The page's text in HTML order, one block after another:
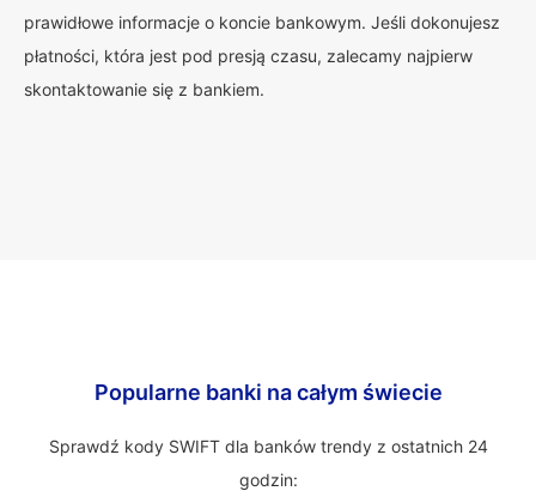
prawidłowe informacje o koncie bankowym. Jeśli dokonujesz
płatności, która jest pod presją czasu, zalecamy najpierw
skontaktowanie się z bankiem.
Popularne banki na całym świecie
Sprawdź kody SWIFT dla banków trendy z ostatnich 24
godzin: